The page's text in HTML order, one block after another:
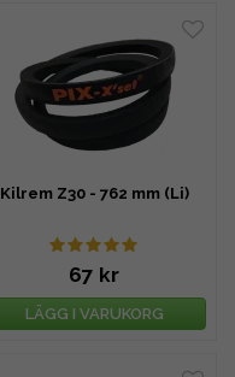
Kilrem Z30 - 762 mm (Li)
67 kr
LÄGG I VARUKORG